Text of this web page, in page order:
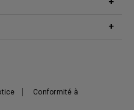
Conformité à